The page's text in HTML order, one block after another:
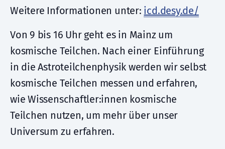
Weitere Informationen unter: icd.desy.de/
Von 9 bis 16 Uhr geht es in Mainz um
kosmische Teilchen. Nach einer Einführung
in die Astroteilchenphysik werden wir selbst
kosmische Teilchen messen und erfahren,
wie Wissenschaftler:innen kosmische
Teilchen nutzen, um mehr über unser
Universum zu erfahren.